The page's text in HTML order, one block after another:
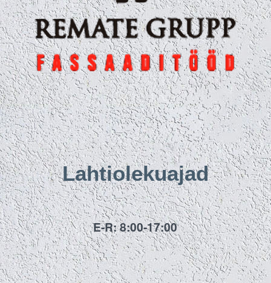
Lahtiolekuajad
E-R: 8:00-17:00